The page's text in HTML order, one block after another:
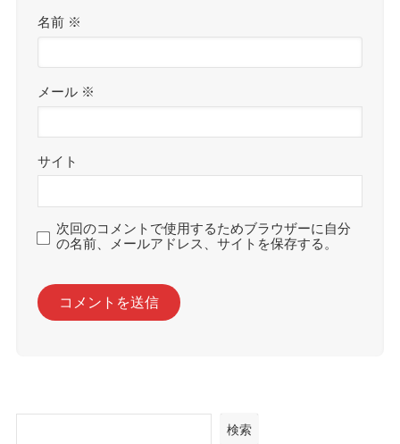
名前 ※
メール ※
サイト
次回のコメントで使用するためブラウザーに自分
の名前、メールアドレス、サイトを保存する。
検索